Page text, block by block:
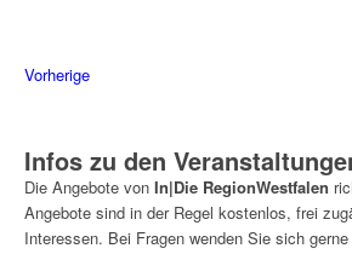
VorherigeVeranstaltungen
Infos zu den
Die Angebote von In|Die RegionWestfalen
Angebote sind in der Regel kostenlos, frei
Interessen. Bei Fragen wenden Sie sich